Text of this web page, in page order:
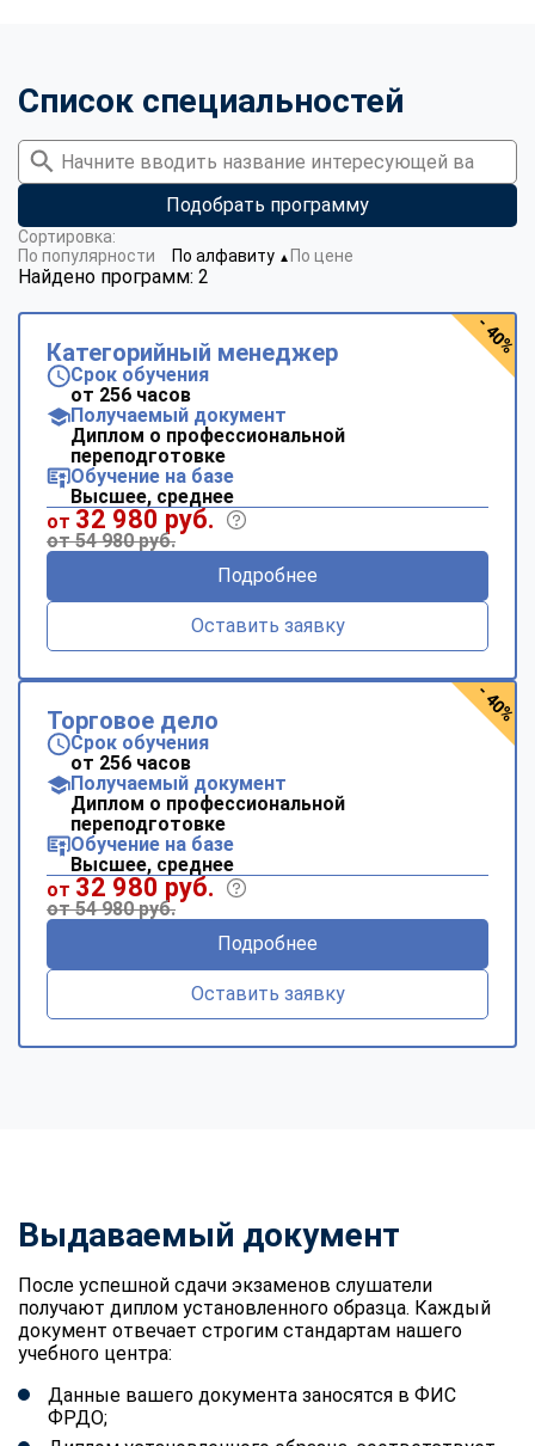
Список специальностей
Подобрать программу
Найдено программ: 2
Сортировка:
По популярности
По алфавиту ▼ По цене
Категорийный менеджер
Срок обучения
от 256 часов
Получаемый документ
Диплом о профессиональной
переподготовке
Обучение на базе
Высшее, среднее
от 32 980 руб.
от 54 980 руб.
Подробнее
Оставить заявку
- 40%
Торговое дело
Срок обучения
от 256 часов
Получаемый документ
Диплом о профессиональной
переподготовке
Обучение на базе
Высшее, среднее
от 32 980 руб.
от 54 980 руб.
Подробнее
Оставить заявку
- 40%
Выдаваемый документ
После успешной сдачи экзаменов слушатели
получают диплом установленного образца. Каждый
документ отвечает строгим стандартам нашего
учебного центра:
Данные вашего документа заносятся в ФИС
ФРДО;